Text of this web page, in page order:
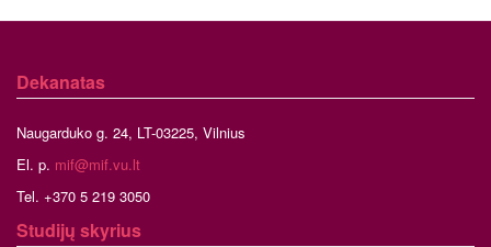
Dekanatas
Naugarduko g. 24, LT-03225, Vilnius
El. p. mif@mif.vu.lt
Tel. +370 5 219 3050
Studijų skyrius